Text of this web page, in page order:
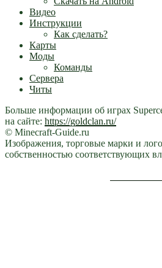
Видео
Инструкции
Как сделать?
Карты
Моды
Команды
Сервера
Читы
Больше информации об играх
на сайте: https://goldclan.ru/
© Minecraft-Guide.ru
Изображения, торговые марки и
собственностью соответствующих